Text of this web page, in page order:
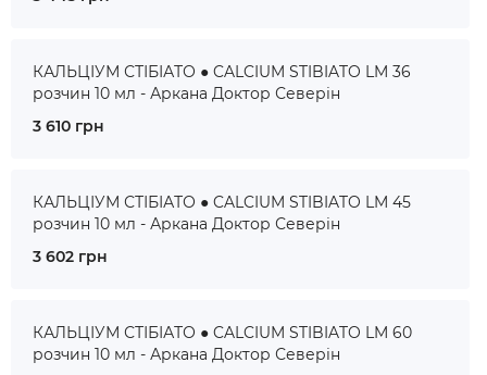
КАЛЬЦІУМ СТІБІАТО ● CALCIUM STIBIATO LM 36
розчин 10 мл - Аркана Доктор Северін
3 610 грн
КАЛЬЦІУМ СТІБІАТО ● CALCIUM STIBIATO LM 45
розчин 10 мл - Аркана Доктор Северін
3 602 грн
КАЛЬЦІУМ СТІБІАТО ● CALCIUM STIBIATO LM 60
розчин 10 мл - Аркана Доктор Северін